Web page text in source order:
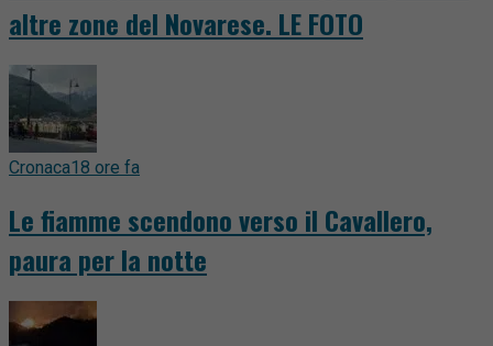
altre zone del Novarese. LE FOTO
Cronaca18 ore fa
Le fiamme scendono verso il Cavallero,
paura per la notte